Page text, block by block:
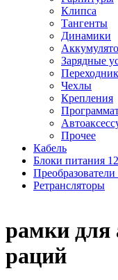
Клипса
Тангенты
Динамики
Зарядные
Чехлы
Крепления
Прочее
Кабель
Блоки питания
Ретрансляторы
рамки для
раций